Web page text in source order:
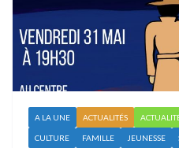
A LA UNE ACTUALITÉS
CULTURE FAMILLE JEUNESSE